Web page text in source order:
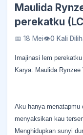
Maulida
perekatku
📅 18 Mei👁0 Kali
Imajinasi lem perekatku
Karya: Maulida Rynzee
Aku hanya menatapmu
menyaksikan kau
Menghidupkan sunyi